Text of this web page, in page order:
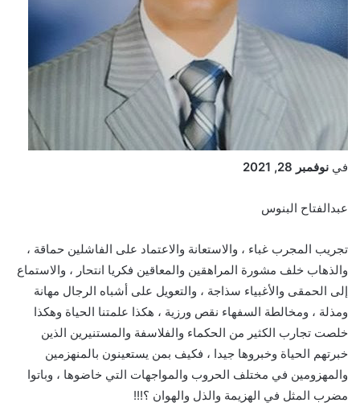
في نوفمبر 28, 2021
عبدالفتاح البنوس
تجريب المجرب غباء ، والاستعانة والاعتماد على الفاشلين حماقة ،
والذهاب خلف مشورة المراهقين والمعاقين فكريا انتحار ، والاستماع
إلى الحمقى والأغبياء سذاجة ، والتعويل على أشباه الرجال مهانة
ومذلة ، ومخالطة السفهاء نقص ورزية ، هكذا علمتنا الحياة وهكذا
خلصت تجارب الكثير من الحكماء والفلاسفة والمستنيرين الذين
خبرتهم الحياة وخبروها جيدا ، فكيف بمن يستعينون بالمنهزمين
والمهزومين في مختلف الحروب والمواجهات التي خاضوها ، وباتوا
مضرب المثل في الهزيمة والذل والهوان ؟!!!